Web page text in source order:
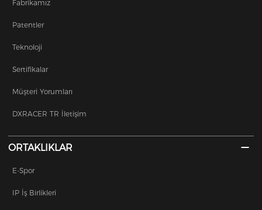
Fabrikamız
Patentler
Teknoloji
Sertifikalar
Müşteri Yorumları
DXRACER TR İletişim
ORTAKLIKLAR
E-Spor
IP İş Birlikleri